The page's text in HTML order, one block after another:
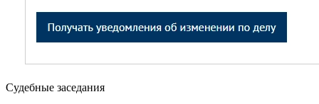
Судебные заседания